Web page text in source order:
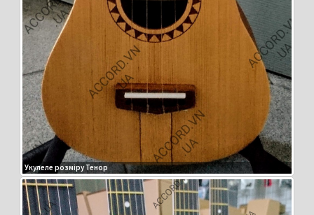
Укулеле розміру Тенор